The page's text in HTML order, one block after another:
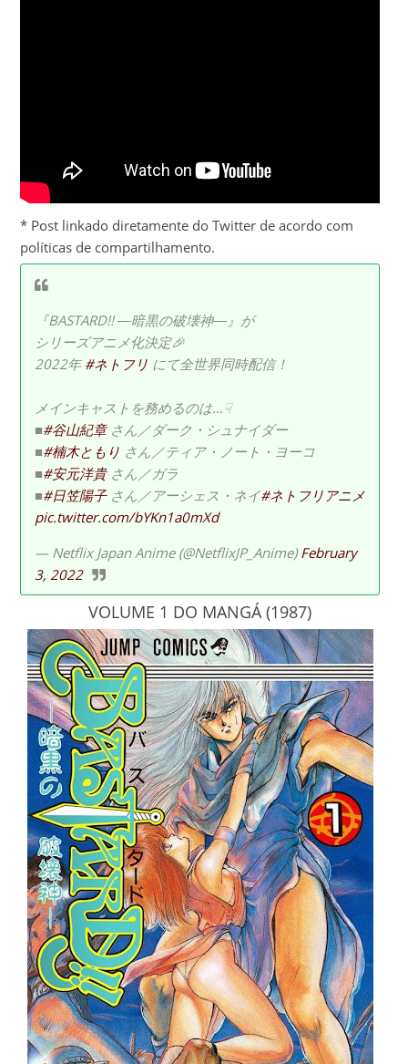
* Post linkado diretamente do Twitter de acordo com
políticas de compartilhamento.
『BASTARD!! ―暗黒の破壊神―』が
シリーズアニメ化決定🎉
2022年 #ネトフリ にて全世界同時配信！
メインキャストを務めるのは…☟
■#谷山紀章さん／ダーク・シュナイダー
■#楠木ともり さん／ティア・ノート・ヨーコ
■#安元洋貴さん／ガラ
■#日笠陽子さん／アーシェス・ネイ#ネトフリアニメ
pic.twitter.com/bYKn1a0mXd
— Netflix Japan Anime (@NetflixJP_Anime)February
3, 2022
VOLUME 1 DO MANGÁ (1987)